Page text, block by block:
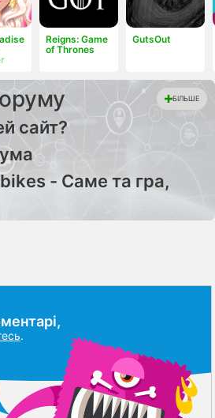
Reigns: Game
of Thrones
GutsOut
БІЛЬШЕ
сайт?
- Саме та гра,
.